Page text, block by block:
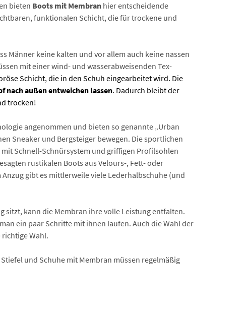
bieten Boots mit Membran hier entscheidende
funktionalen Schicht, die für trockene und
Männer keine kalten und vor allem auch keine nassen
mit einer wind- und wasserabweisenden Tex-
Schicht, die in den Schuh eingearbeitet wird. Die
nach außen entweichen lassen. Dadurch bleibt der
trocken!
angenommen und bieten so genannte „Urban
Sneaker und Bergsteiger bewegen. Die sportlichen
Schnell-Schnürsystem und griffigen Profilsohlen
rustikalen Boots aus Velours-, Fett- oder
gibt es mittlerweile viele Lederhalbschuhe (und
sitzt, kann die Membran ihre volle Leistung entfalten.
ein paar Schritte mit ihnen laufen. Auch die Wahl der
Wahl.
und Schuhe mit Membran müssen regelmäßig